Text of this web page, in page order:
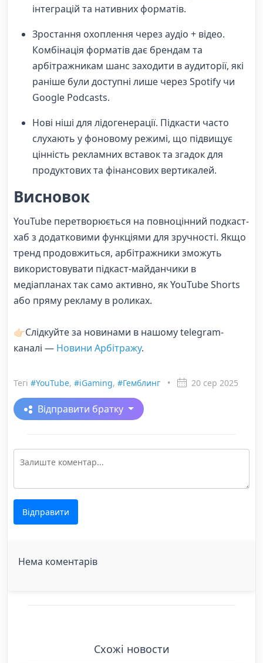
інтеграцій та нативних форматів.
Зростання охоплення через аудіо + відео.
Комбінація форматів дає брендам та
арбітражникам шанс заходити в аудиторії, які
раніше були доступні лише через Spotify чи
Google Podcasts.
Нові ніші для лідогенерації. Підкасти часто
слухають у фоновому режимі, що підвищує
цінність рекламних вставок та згадок для
продуктових та фінансових вертикалей.
Висновок
YouTube перетворюється на повноцінний подкаст-
хаб з додатковими функціями для зручності. Якщо
тренд продовжиться, арбітражники зможуть
використовувати підкаст-майданчики в
медіапланах так само активно, як YouTube Shorts
або пряму рекламу в роликах.
👉🏻Слідкуйте за новинами в нашому telegram-
каналі — Новини Арбітражу.
Тегі #YouTube, #iGaming, #Гемблинг • 20 сер 2025
Відправити братку
Відправити
Нема коментарів
Схожі новости